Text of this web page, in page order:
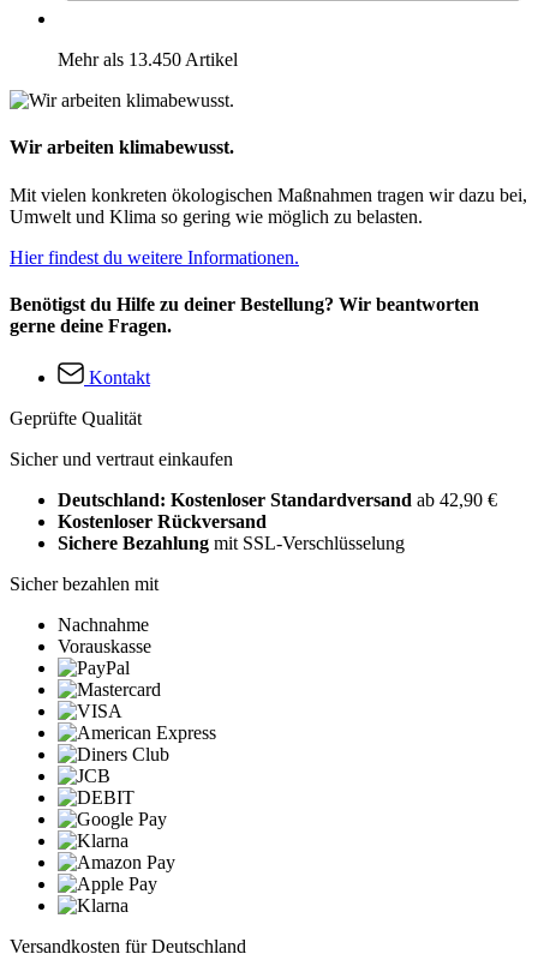
Mehr als 13.450 Artikel
Wir arbeiten klimabewusst.
Mit vielen konkreten ökologischen Maßnahmen tragen wir dazu bei,
Umwelt und Klima so gering wie möglich zu belasten.
Hier findest du weitere Informationen.
Benötigst du Hilfe zu deiner Bestellung? Wir beantworten
gerne deine Fragen.
Kontakt
Geprüfte Qualität
Sicher und vertraut einkaufen
Deutschland: Kostenloser Standardversand ab 42,90 €
Kostenloser Rückversand
Sichere Bezahlung mit SSL-Verschlüsselung
Sicher bezahlen mit
Nachnahme
Vorauskasse
Versandkosten für Deutschland